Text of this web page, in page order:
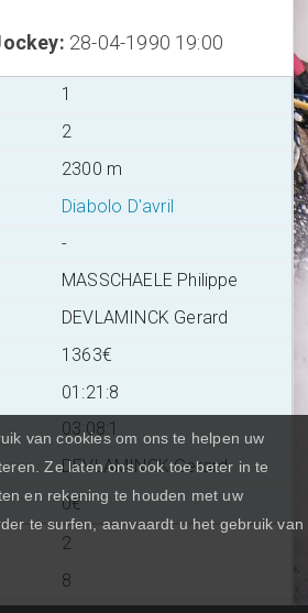
: 28-04-1990 19:00
1
2
2300 m
Diabolo D'avril
-
MASSCHAELE Philippe
DEVLAMINCK Gerard
1363€
01:21:8
03:08:1
DEVLAMINCK Gerard
0€
2
8
van cookies om ons te helpen uw
Ze laten ons ook toe beter in te
en rekening te houden met uw
te surfen, aanvaardt u het gebruik van